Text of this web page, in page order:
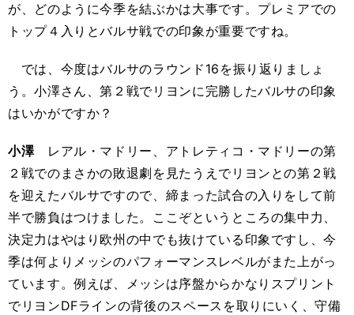
が、どのように今季を結ぶかは大事です。プレミアでの
トップ４入りとバルサ戦での印象が重要ですね。
では、今度はバルサのラウンド16を振り返りましょ
う。小澤さん、第２戦でリヨンに完勝したバルサの印象
はいかがですか？
小澤レアル・マドリー、アトレティコ・マドリーの第
２戦でのまさかの敗退劇を見たうえでリヨンとの第２戦
を迎えたバルサですので、締まった試合の入りをして前
半で勝負はつけました。ここぞというところの集中力、
決定力はやはり欧州の中でも抜けている印象ですし、今
季は何よりメッシのパフォーマンスレベルがまた上がっ
ています。例えば、メッシは序盤からかなりスプリント
でリヨンDFラインの背後のスペースを取りにいく、守備